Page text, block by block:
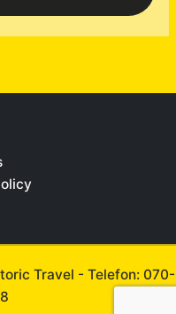
Travel - Telefon: 070-